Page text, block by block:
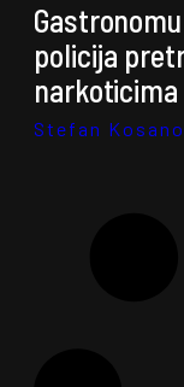
policija
narkoticima
Stefan